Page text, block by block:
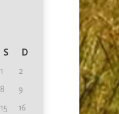
S
D
1
2
8
9
15
16